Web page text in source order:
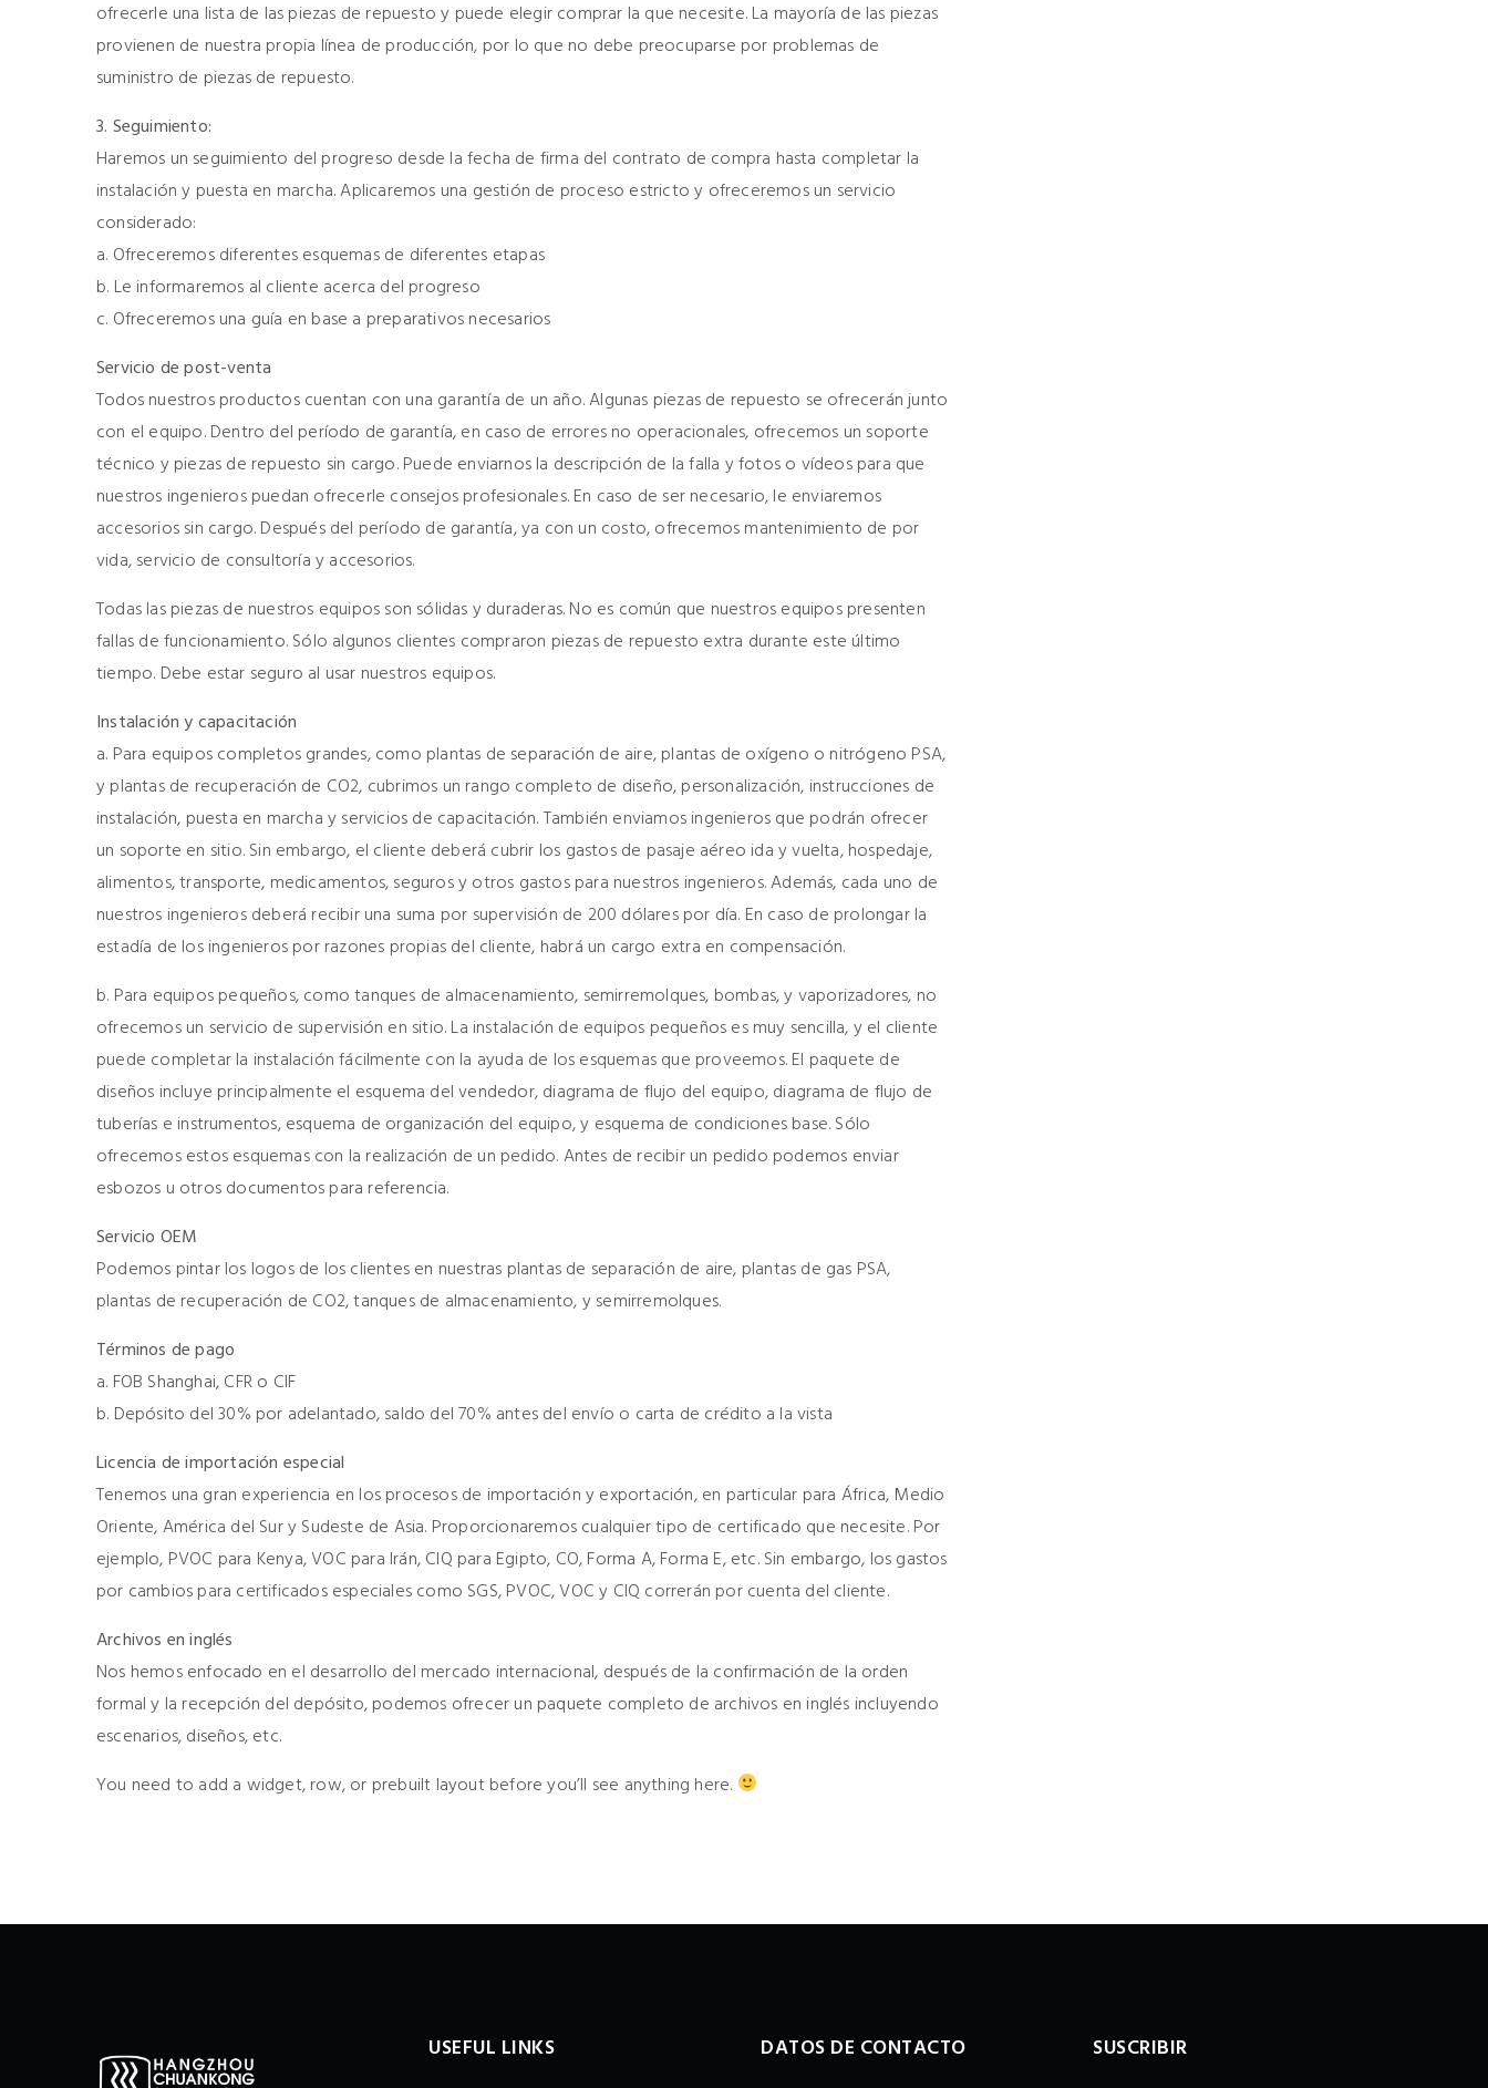
ofrecerle una lista de las piezas de repuesto y puede elegir comprar la que necesite. La mayoría de las piezas
provienen de nuestra propia línea de producción, por lo que no debe preocuparse por problemas de
suministro de piezas de repuesto.
3. Seguimiento:
Haremos un seguimiento del progreso desde la fecha de firma del contrato de compra hasta completar la
instalación y puesta en marcha. Aplicaremos una gestión de proceso estricto y ofreceremos un servicio
considerado:
a. Ofreceremos diferentes esquemas de diferentes etapas
b. Le informaremos al cliente acerca del progreso
c. Ofreceremos una guía en base a preparativos necesarios
Servicio de post-venta
Todos nuestros productos cuentan con una garantía de un año. Algunas piezas de repuesto se ofrecerán junto
con el equipo. Dentro del período de garantía, en caso de errores no operacionales, ofrecemos un soporte
técnico y piezas de repuesto sin cargo. Puede enviarnos la descripción de la falla y fotos o vídeos para que
nuestros ingenieros puedan ofrecerle consejos profesionales. En caso de ser necesario, le enviaremos
accesorios sin cargo. Después del período de garantía, ya con un costo, ofrecemos mantenimiento de por
vida, servicio de consultoría y accesorios.
Todas las piezas de nuestros equipos son sólidas y duraderas. No es común que nuestros equipos presenten
fallas de funcionamiento. Sólo algunos clientes compraron piezas de repuesto extra durante este último
tiempo. Debe estar seguro al usar nuestros equipos.
Instalación y capacitación
a. Para equipos completos grandes, como plantas de separación de aire, plantas de oxígeno o nitrógeno PSA,
y plantas de recuperación de CO2, cubrimos un rango completo de diseño, personalización, instrucciones de
instalación, puesta en marcha y servicios de capacitación. También enviamos ingenieros que podrán ofrecer
un soporte en sitio. Sin embargo, el cliente deberá cubrir los gastos de pasaje aéreo ida y vuelta, hospedaje,
alimentos, transporte, medicamentos, seguros y otros gastos para nuestros ingenieros. Además, cada uno de
nuestros ingenieros deberá recibir una suma por supervisión de 200 dólares por día. En caso de prolongar la
estadía de los ingenieros por razones propias del cliente, habrá un cargo extra en compensación.
b. Para equipos pequeños, como tanques de almacenamiento, semirremolques, bombas, y vaporizadores, no
ofrecemos un servicio de supervisión en sitio. La instalación de equipos pequeños es muy sencilla, y el cliente
puede completar la instalación fácilmente con la ayuda de los esquemas que proveemos. El paquete de
diseños incluye principalmente el esquema del vendedor, diagrama de flujo del equipo, diagrama de flujo de
tuberías e instrumentos, esquema de organización del equipo, y esquema de condiciones base. Sólo
ofrecemos estos esquemas con la realización de un pedido. Antes de recibir un pedido podemos enviar
esbozos u otros documentos para referencia.
Servicio OEM
Podemos pintar los logos de los clientes en nuestras plantas de separación de aire, plantas de gas PSA,
plantas de recuperación de CO2, tanques de almacenamiento, y semirremolques.
Términos de pago
a. FOB Shanghai, CFR o CIF
b. Depósito del 30% por adelantado, saldo del 70% antes del envío o carta de crédito a la vista
Licencia de importación especial
Tenemos una gran experiencia en los procesos de importación y exportación, en particular para África, Medio
Oriente, América del Sur y Sudeste de Asia. Proporcionaremos cualquier tipo de certificado que necesite. Por
ejemplo, PVOC para Kenya, VOC para Irán, CIQ para Egipto, CO, Forma A, Forma E, etc. Sin embargo, los gastos
por cambios para certificados especiales como SGS, PVOC, VOC y CIQ correrán por cuenta del cliente.
Archivos en inglés
Nos hemos enfocado en el desarrollo del mercado internacional, después de la confirmación de la orden
formal y la recepción del depósito, podemos ofrecer un paquete completo de archivos en inglés incluyendo
escenarios, diseños, etc.
You need to add a widget, row, or prebuilt layout before you’ll see anything here.
USEFUL LINKS DATOS DE CONTACTO SUSCRIBIR